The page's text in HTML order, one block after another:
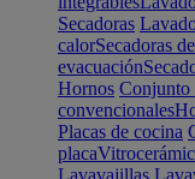
Secadoras
calorSecadoras
evacuación
Hornos Conjunto
convencionales
Placas de cocina
placa
Lavavajillas